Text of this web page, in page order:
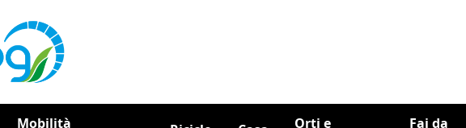
Mobilità Orti e Fai da